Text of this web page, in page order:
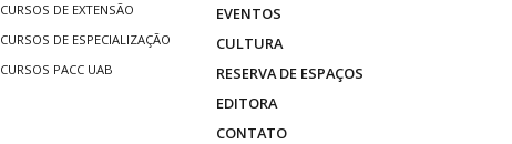
CURSOS DE EXTENSÃO
CURSOS DE ESPECIALIZAÇÃO
CURSOS PACC UAB
EVENTOS
CULTURA
RESERVA DE ESPAÇOS
EDITORA
CONTATO